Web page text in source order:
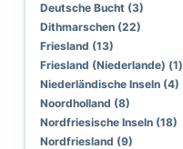
Deutsche Bucht (3)
Dithmarschen (22)
Friesland (13)
Friesland (Niederlande) (1)
Niederländische Inseln (4)
Noordholland (8)
Nordfriesische Inseln (18)
Nordfriesland (9)